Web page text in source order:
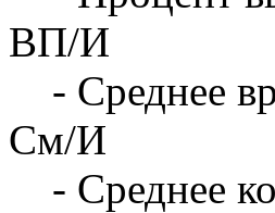
ВП/И
- Среднее
См/И
- Среднее